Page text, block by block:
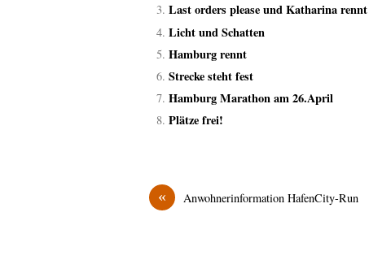
Last orders please und Katharina rennt
Licht und Schatten
Hamburg rennt
Strecke steht fest
Hamburg Marathon am 26.April
Plätze frei!
« Anwohnerinformation HafenCity-Run